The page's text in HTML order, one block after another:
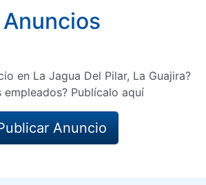
Anuncios
en La Jagua Del Pilar, La Guajira?
empleados? Publícalo aquí
Anuncio